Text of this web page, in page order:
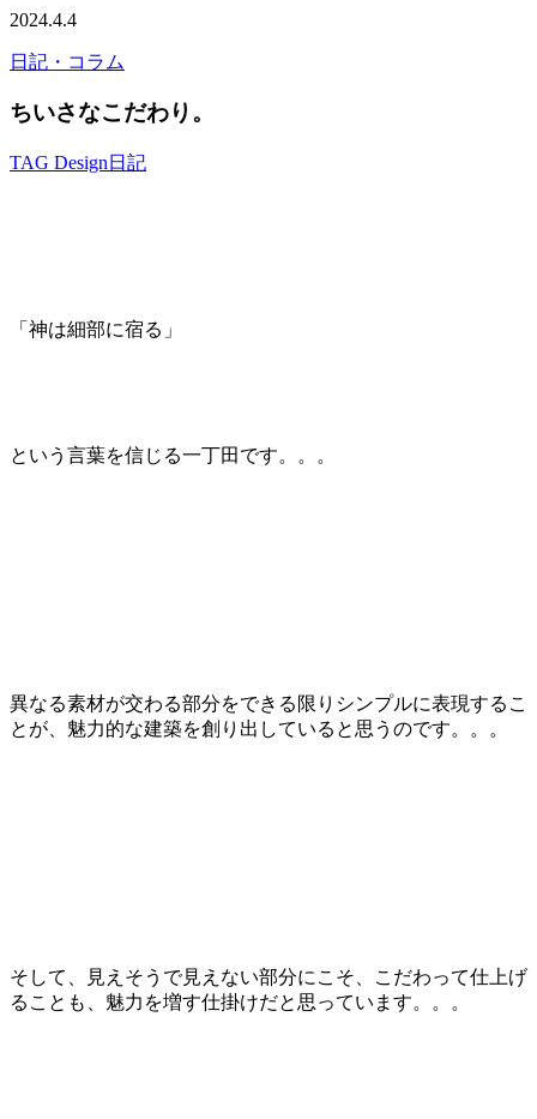
2024.4.4
日記・コラム
ちいさなこだわり。
TAG Design 日記
「神は細部に宿る」
という言葉を信じる一丁田です。。。
異なる素材が交わる部分をできる限りシンプルに表現するこ
とが、魅力的な建築を創り出していると思うのです。。。
そして、見えそうで見えない部分にこそ、こだわって仕上げ
ることも、魅力を増す仕掛けだと思っています。。。